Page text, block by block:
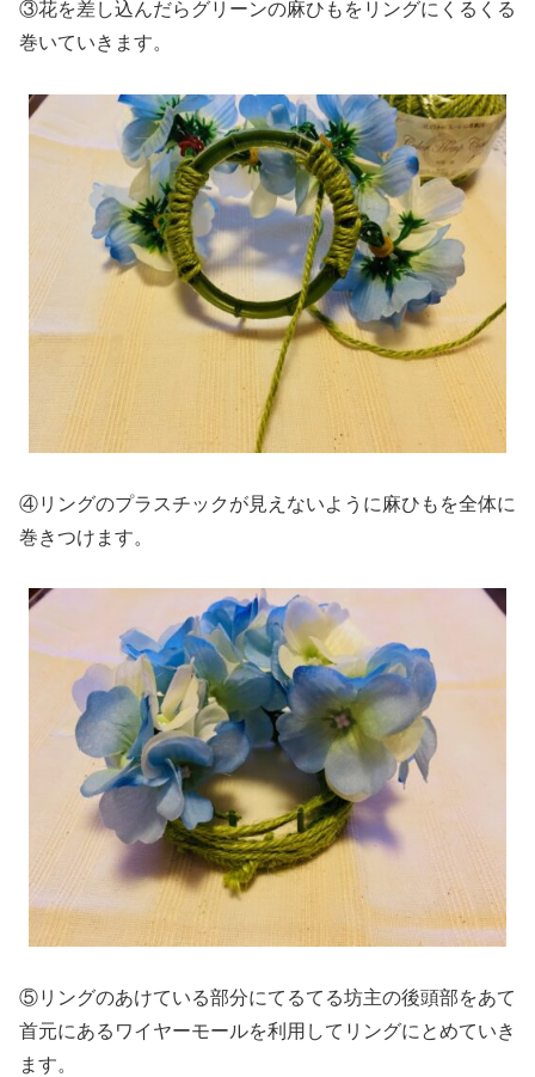
③花を差し込んだらグリーンの麻ひもをリングにくるくる
巻いていきます。
④リングのプラスチックが見えないように麻ひもを全体に
巻きつけます。
⑤リングのあけている部分にてるてる坊主の後頭部をあて
首元にあるワイヤーモールを利用してリングにとめていき
ます。